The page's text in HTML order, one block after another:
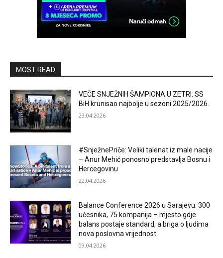
MOST READ
VEČE SNJEŽNIH ŠAMPIONA U ZETRI: SS
BiH krunisao najbolje u sezoni 2025/2026.
23.04.2026
#SnježnePriče: Veliki talenat iz male nacije
– Anur Mehić ponosno predstavlja Bosnu i
Hercegovinu
22.04.2026
Balance Conference 2026 u Sarajevu: 300
učesnika, 75 kompanija – mjesto gdje
balans postaje standard, a briga o ljudima
nova poslovna vrijednost
09.04.2026